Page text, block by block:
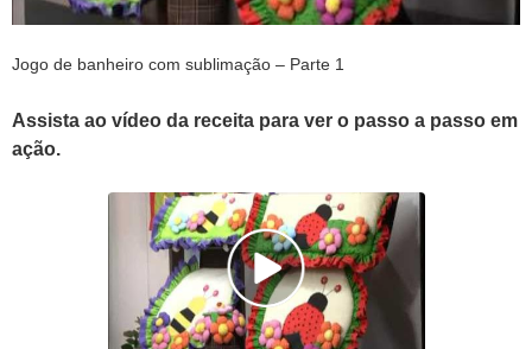
Jogo de banheiro com sublimação – Parte 1
Assista ao vídeo da receita para ver o passo a passo em
ação.